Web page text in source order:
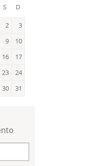
S D
2
3
9
10
16
17
23
24
30 31